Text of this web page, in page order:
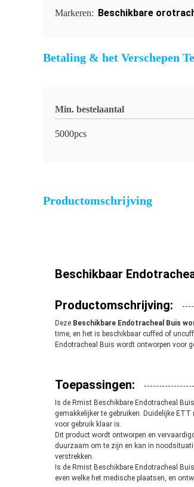
Markeren: Beschikbare
Betaling & het Verschepen
Min. bestelaantal
5000pcs
Productomschrijving
Beschikbaar
Productomschrijving:
Deze Beschikbare Endotracheal Buis
time, en het is beschikbaar cuffed of
Endotracheal Buis wordt ontworpen voor
Toepassingen:
Is de Rmist Beschikbare Endotracheal
gemakkelijker te gebruiken. Duidelijke
voor gebruik klaar is.
Dit product wordt ontworpen en
duurzaam om te zijn en kan in
verstrekken.
Is de Rmist Beschikbare Endotracheal
even welke het medische plaatsen, en